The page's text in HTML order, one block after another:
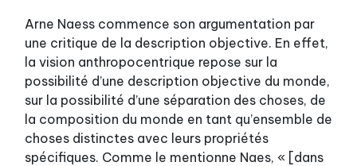
Arne Naess commence son argumentation par
une critique de la description objective. En effet,
la vision anthropocentrique repose sur la
possibilité d’une description objective du monde,
sur la possibilité d’une séparation des choses, de
la composition du monde en tant qu’ensemble de
choses distinctes avec leurs propriétés
spécifiques. Comme le mentionne Naes, « [dans